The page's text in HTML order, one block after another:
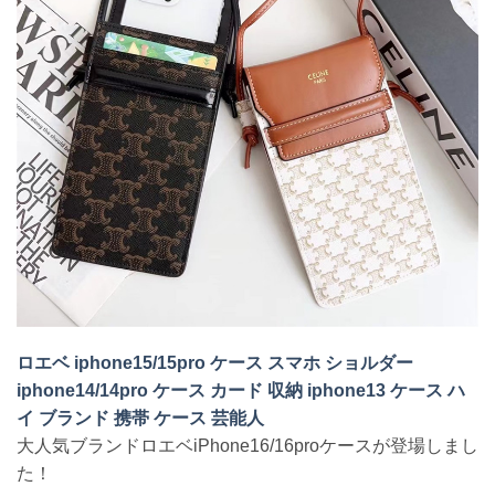
ロエベ iphone15/15pro ケース スマホ ショルダー
iphone14/14pro ケース カード 収納 iphone13 ケース ハ
イ ブランド 携帯 ケース 芸能人
大人気ブランドロエベiPhone16/16proケースが登場しまし
た！